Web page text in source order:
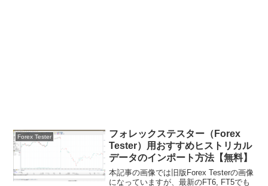
Forex Tester
フォレックステスター（Forex
Tester）用おすすめヒストリカル
データのインポート方法【無料】
本記事の画像では旧版Forex Testerの画像
になっていますが、最新のFT6, FT5でも